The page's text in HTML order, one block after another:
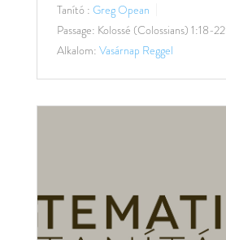
Tanító : Greg Opean
Passage: Kolossé (Colossians) 1:18-22
Alkalom: Vasárnap Reggel